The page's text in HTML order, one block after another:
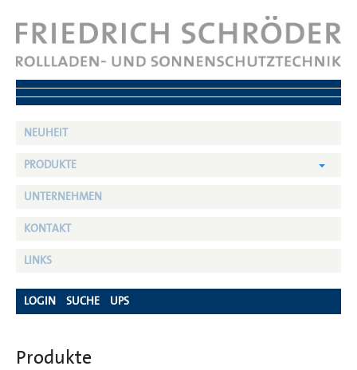
NEUHEIT
PRODUKTE
UNTERNEHMEN
KONTAKT
LINKS
LOGIN SUCHE UPS
Produkte